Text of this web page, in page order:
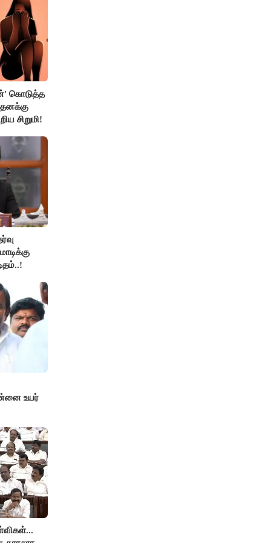
கொடுத்த
சிறுமி!
உயர்